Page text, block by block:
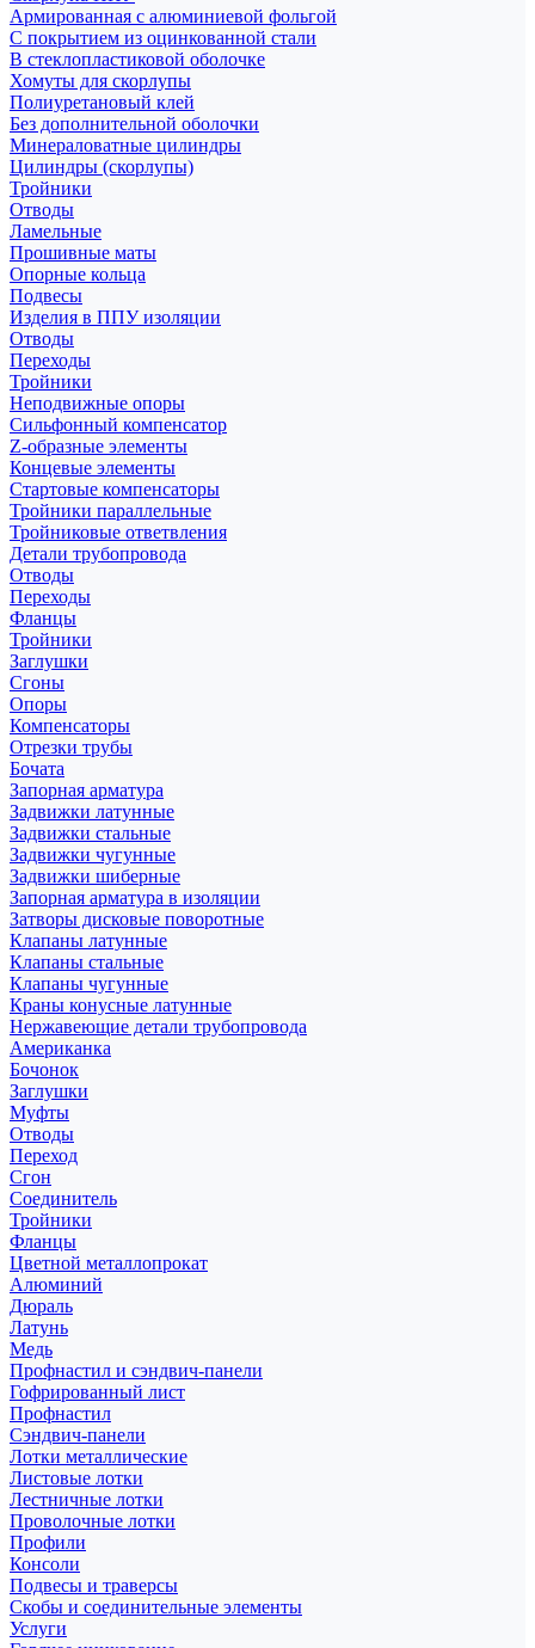
Армированная с алюминиевой фольгой
С покрытием из оцинкованной стали
В стеклопластиковой оболочке
Хомуты для скорлупы
Полиуретановый клей
Без дополнительной оболочки
Минераловатные цилиндры
Цилиндры (скорлупы)
Тройники
Отводы
Ламельные
Прошивные маты
Опорные кольца
Подвесы
Изделия в ППУ изоляции
Отводы
Переходы
Тройники
Неподвижные опоры
Cильфонный компенсатор
Z-образные элементы
Концевые элементы
Стартовые компенсаторы
Тройники параллельные
Тройниковые ответвления
Детали трубопровода
Отводы
Переходы
Фланцы
Тройники
Заглушки
Сгоны
Опоры
Компенсаторы
Отрезки трубы
Бочата
Запорная арматура
Задвижки латунные
Задвижки стальные
Задвижки чугунные
Задвижки шиберные
Запорная арматура в изоляции
Затворы дисковые поворотные
Клапаны латунные
Клапаны стальные
Клапаны чугунные
Краны конусные латунные
Нержавеющие детали трубопровода
Американка
Бочонок
Заглушки
Муфты
Отводы
Переход
Сгон
Соединитель
Тройники
Фланцы
Цветной металлопрокат
Алюминий
Дюраль
Латунь
Медь
Профнастил и сэндвич-панели
Гофрированный лист
Профнастил
Сэндвич-панели
Лотки металлические
Листовые лотки
Лестничные лотки
Проволочные лотки
Профили
Консоли
Подвесы и траверсы
Скобы и соединительные элементы
Услуги